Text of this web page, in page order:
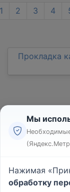
2 3 4
Прокладка
Мы
Нажимая
обработку